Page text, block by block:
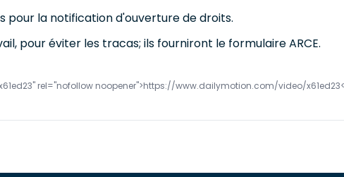
pour la notification d'ouverture de droits.
pour éviter les tracas; ils fourniront le formulaire ARCE.
rel="nofollow noopener">https://www.dailymotion.com/video/